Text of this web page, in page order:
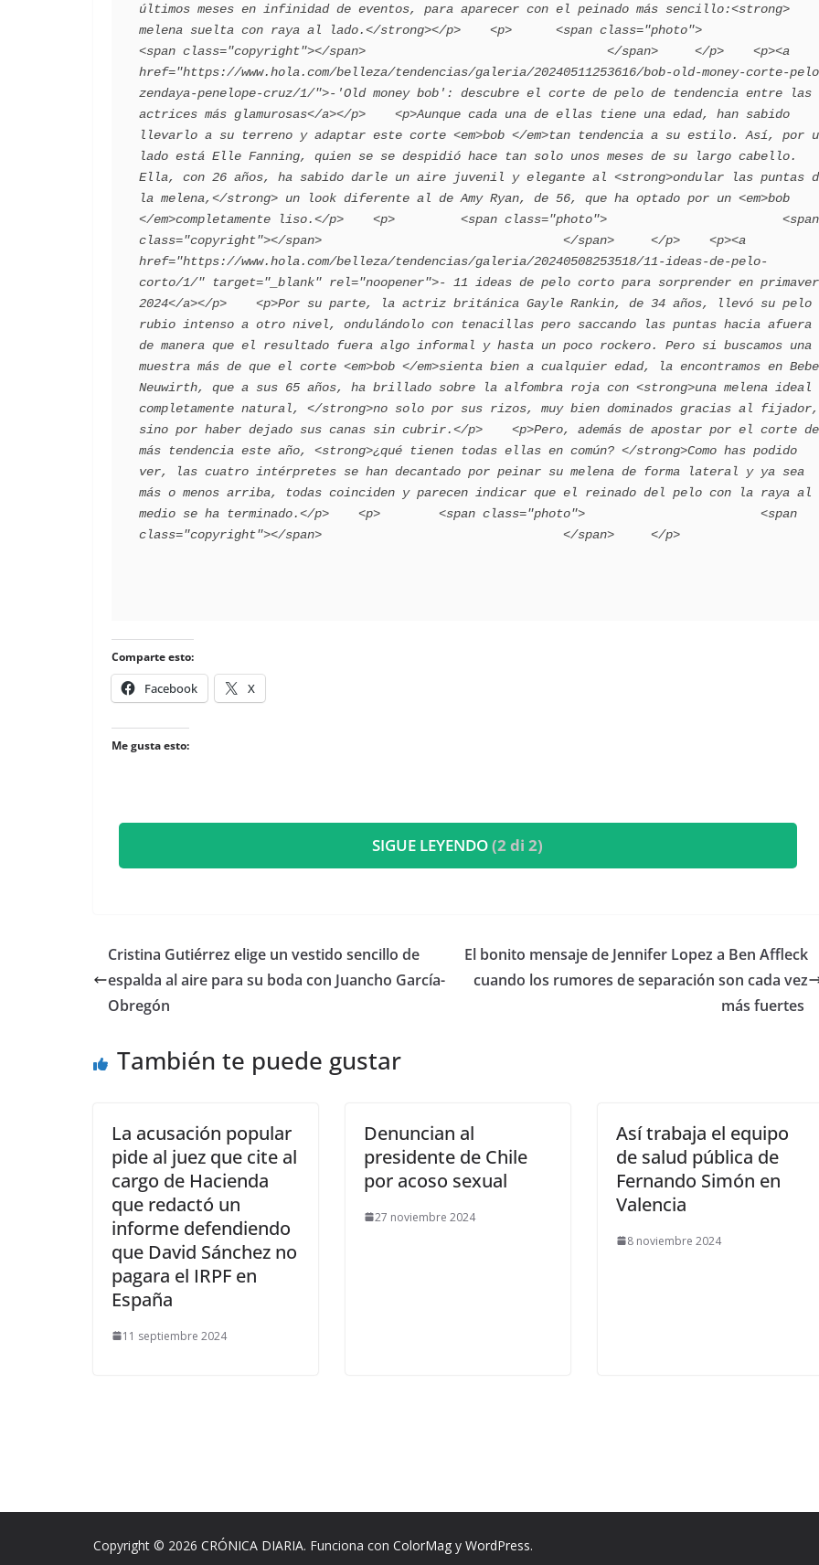
últimos meses en infinidad de eventos, para aparecer con el peinado más sencillo:<strong>
melena suelta con raya al lado.</strong></p>    <p>      <span class="photo">
<span class="copyright"></span>                                 </span>     </p>    <p><a
href="https://www.hola.com/belleza/tendencias/galeria/20240511253616/bob-old-money-corte-
zendaya-penelope-cruz/1/">-'Old money bob': descubre el corte de pelo de tendencia entre las
actrices más glamurosas</a></p>    <p>Aunque cada una de ellas tiene una edad, han sabido
llevarlo a su terreno y adaptar este corte <em>bob </em>tan tendencia a su estilo. Así, por
lado está Elle Fanning, quien se se despidió hace tan solo unos meses de su largo cabello.
Ella, con 26 años, ha sabido darle un aire juvenil y elegante al <strong>ondular las puntas
la melena,</strong> un look diferente al de Amy Ryan, de 56, que ha optado por un <em>bob
</em>completamente liso.</p>    <p>         <span class="photo">                        <span
class="copyright"></span>                                 </span>     </p>    <p><a
href="https://www.hola.com/belleza/tendencias/galeria/20240508253518/11-ideas-de-pelo-
corto/1/" target="_blank" rel="noopener">- 11 ideas de pelo corto para sorprender en
2024</a></p>    <p>Por su parte, la actriz británica Gayle Rankin, de 34 años, llevó su pelo
rubio intenso a otro nivel, ondulándolo con tenacillas pero saccando las puntas hacia afuera
de manera que el resultado fuera algo informal y hasta un poco rockero. Pero si buscamos una
muestra más de que el corte <em>bob </em>sienta bien a cualquier edad, la encontramos en Bebe
Neuwirth, que a sus 65 años, ha brillado sobre la alfombra roja con <strong>una melena ideal
completamente natural, </strong>no solo por sus rizos, muy bien dominados gracias al fijador,
sino por haber dejado sus canas sin cubrir.</p>    <p>Pero, además de apostar por el corte de
más tendencia este año, <strong>¿qué tienen todas ellas en común? </strong>Como has podido
ver, las cuatro intérpretes se han decantado por peinar su melena de forma lateral y ya sea
más o menos arriba, todas coinciden y parecen indicar que el reinado del pelo con la raya al
medio se ha terminado.</p>    <p>        <span class="photo">                        <span
Comparte esto:
Facebook X
Me gusta esto:
SIGUE LEYENDO(2 di 2)
​Cristina Gutiérrez elige un vestido sencillo de
espalda al aire para su boda con Juancho García-
Obregón
​El bonito mensaje de Jennifer Lopez a Ben Affleck
cuando los rumores de separación son cada vez
más fuertes
También te puede gustar
La acusación popular
pide al juez que cite al
cargo de Hacienda
que redactó un
informe defendiendo
que David Sánchez no
pagara el IRPF en
España
11 septiembre 2024
Denuncian al
presidente de Chile
por acoso sexual
27 noviembre 2024
Así trabaja el equipo
de salud pública de
Fernando Simón en
Valencia
8 noviembre 2024
Copyright © 2026 CRÓNICA DIARIA. Funciona con ColorMag y WordPress.